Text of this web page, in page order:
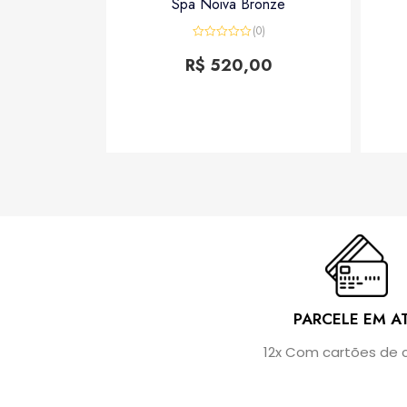
0
out
(0)
R$ 520,00
PARCELE EM
12x Com cartões de